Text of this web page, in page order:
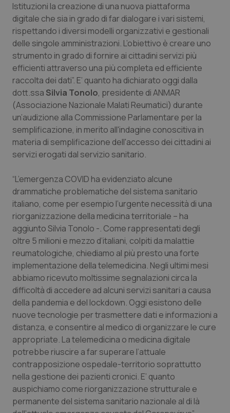
Basilicata
Calabria
Campania
Emilia-Romagna
Friuli Venezia Giulia
Lazio
Liguria
Lombardia
Marche
Molise
Piemonte
Provincia Autonoma di Bolzano
Provincia Autonoma di Trento
Puglia
Sardegna
Artrite & artrosi
Asma & BPCO
Car-T
Colesterolo & coronaropatie
Dermatite Atopica
Diabete & glucometri
Disturbi dell’umore
Dolore
Donna & Salute
Epatiti
HIV
Infezioni & Febbre
Ipertensione & Scompenso
Malattie rare
Malattia di Crohn & Rettocolite Ulcerosa
QS Club Newsletter
Istituzioni la creazione di una nuova piattaforma
digitale che sia in grado di far dialogare i vari sistemi,
rispettando i diversi modelli organizzativi e gestionali
delle singole amministrazioni. L’obiettivo è creare uno
strumento in grado di fornire ai cittadini servizi più
efficienti attraverso una più completa ed efficiente
raccolta dei dati”. E’ quanto ha dichiarato oggi dalla
dott.ssa Silvia Tonolo, presidente di ANMAR
(Associazione Nazionale Malati Reumatici) durante
un’audizione alla Commissione Parlamentare per la
semplificazione, in merito all'indagine conoscitiva in
materia di semplificazione dell'accesso dei cittadini ai
servizi erogati dal servizio sanitario.
“L’emergenza COVID ha evidenziato alcune
drammatiche problematiche del sistema sanitario
italiano, come per esempio l’urgente necessità di una
riorganizzazione della medicina territoriale – ha
aggiunto Silvia Tonolo -. Come rappresentati degli
oltre 5 milioni e mezzo d’italiani, colpiti da malattie
reumatologiche, chiediamo al più presto una forte
implementazione della telemedicina. Negli ultimi mesi
abbiamo ricevuto moltissime segnalazioni circa la
difficoltà di accedere ad alcuni servizi sanitari a causa
della pandemia e del lockdown. Oggi esistono delle
nuove tecnologie per trasmettere dati e informazioni a
distanza, e consentire al medico di organizzare le cure
appropriate. La telemedicina o medicina digitale
potrebbe riuscire a far superare l’attuale
contrapposizione ospedale-territorio soprattutto
nella gestione dei pazienti cronici. E’ quanto
auspichiamo come riorganizzazione strutturale e
permanente del sistema sanitario nazionale al di là